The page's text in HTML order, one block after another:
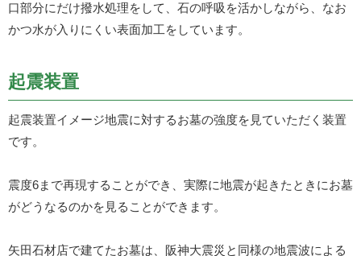
口部分にだけ撥水処理をして、石の呼吸を活かしながら、なお
かつ水が入りにくい表面加工をしています。
起震装置
起震装置イメージ地震に対するお墓の強度を見ていただく装置
です。
震度6まで再現することができ、実際に地震が起きたときにお墓
がどうなるのかを見ることができます。
矢田石材店で建てたお墓は、阪神大震災と同様の地震波による